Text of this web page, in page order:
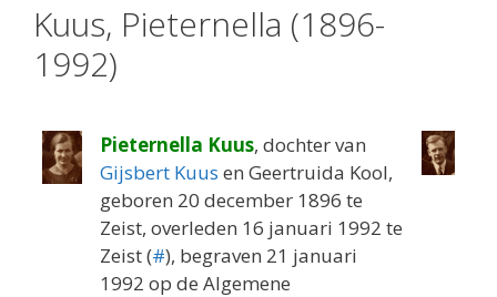
Kuus, Pieternella (1896-
1992)
Pieternella Kuus, dochter van
Gijsbert Kuus en Geertruida Kool,
geboren 20 december 1896 te
Zeist, overleden 16 januari 1992 te
Zeist (#), begraven 21 januari
1992 op de Algemene